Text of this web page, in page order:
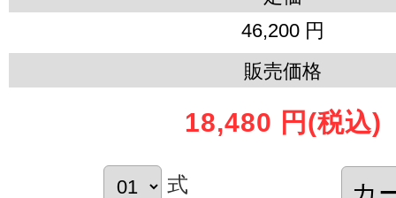
46,200 円
販売価格
18,480 円 (税込)
式